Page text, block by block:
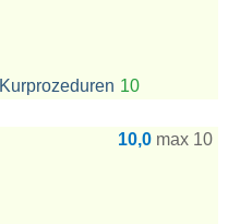
Kurprozeduren 10
10,0 max 10